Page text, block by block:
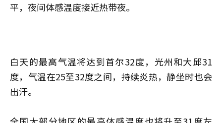
平，夜间体感温度接近热带夜。
白天的最高气温将达到首尔32度，光州和大邱31
度，气温在25至32度之间，持续炎热，静坐时也会
出汗。